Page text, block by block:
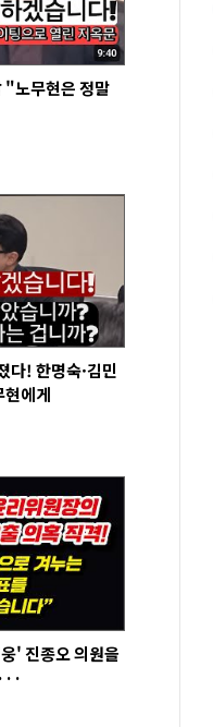
"노무현은 정말
다! 한명숙·김민
현에게
' 진종오 의원을